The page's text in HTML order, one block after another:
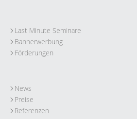
Last Minute Seminare
Bannerwerbung
Förderungen
News
Preise
Referenzen